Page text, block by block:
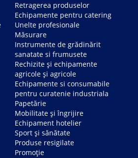
Retragerea produselor
Echipamente pentru catering
Unelte profesionale
Măsurare
Instrumente de grădinărit
sanatate si frumusete
Rechizite și echipamente
agricole și agricole
Echipamente si consumabile
pentru curatenie industriala
Papetărie
Mobilitate și îngrijire
Echipament hotelier
Sport și sănătate
Produse resigilate
Promoție